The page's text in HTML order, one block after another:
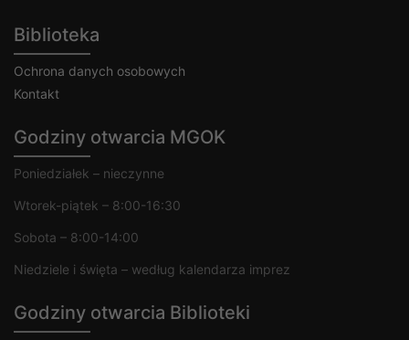
Biblioteka
Ochrona danych osobowych
Kontakt
Godziny otwarcia MGOK
Poniedziałek – nieczynne
Wtorek-piątek – 8:00-16:30
Sobota – 8:00-14:00
Niedziele i święta – według kalendarza imprez
Godziny otwarcia Biblioteki